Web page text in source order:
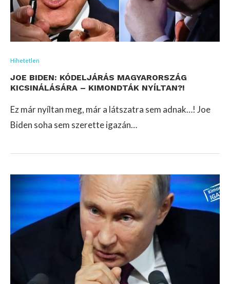
Hihetetlen
JOE BIDEN: KÓDELJÁRÁS MAGYARORSZÁG
KICSINÁLÁSÁRA – KIMONDTÁK NYÍLTAN?!
Ez már nyíltan meg, már a látszatra sem adnak…! Joe
Biden soha sem szerette igazán…